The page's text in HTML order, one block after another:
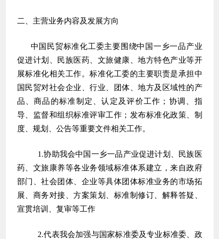
二、主营业务内容及发展方向
中国民贸标准化工委主要围绕中国一乡一品产业
促进计划、民族医药、文旅健康、地方特色产业等开
展标准化相关工作。标准化工委的主要职责是承担中
国民贸对社会企业、行业、团体、地方及区域性的产
品、商品的标准制定、认定及评价工作；协调、指
导、监督和组织标准评审工作；发布标准化政策、制
度、规划、公告等重要文件相关工作。
1.协助我会中国一乡一品产业促进计划、民族医
药、文旅康养等各业务领域标准体系建立，来自政府
部门、社会团体、企业等具体团体标准业务的市场拓
展、商务对接、方案策划、标准制修订、解释答疑、
宣贯培训、复审等工作
2.代表我会加强与国家标准委及专业标准委、政